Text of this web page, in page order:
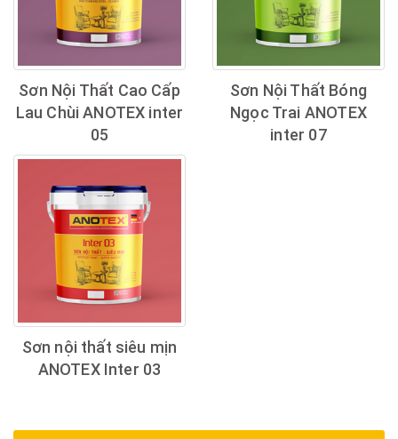
Sơn Nội Thất Cao Cấp
Lau Chùi ANOTEX inter
05
Sơn Nội Thất Bóng
Ngọc Trai ANOTEX
inter 07
Sơn nội thất siêu mịn
ANOTEX Inter 03